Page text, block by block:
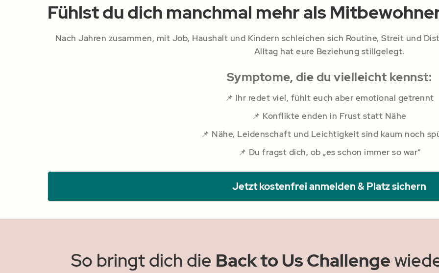
Fühlst du dich manchmal mehr als
Nach Jahren zusammen, mit Job, Haushalt und Kindern schleichen sich Routine, Streit und
Alltag hat eure Beziehung stillgelegt.
Symptome, die du vielleicht kennst:
📌 Ihr redet viel, fühlt euch aber emotional getrennt
📌 Konflikte enden in Frust statt Nähe
📌 Nähe, Leidenschaft und Leichtigkeit sind kaum noch
📌 Du fragst dich, ob „es schon immer so war“
Jetzt kostenfrei anmelden & Platz sichern
So bringt dich die Back to Us Challenge